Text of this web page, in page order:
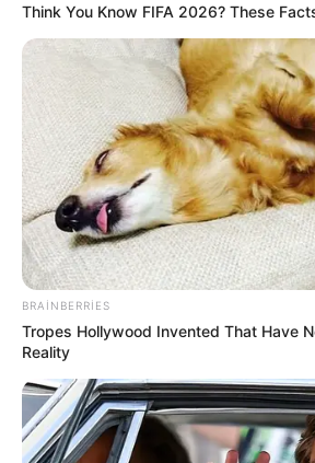
Aİ Nümayəndəliyi Azərbaycan
Bizi Facebook-da
izləyin
Bizə yazın: (+99450) 247
ƏLAQƏLI MÖVZULAR
Think You Know FIFA 2026? These
BRAINBERRIES
Tropes Hollywood Invented That Have
Reality